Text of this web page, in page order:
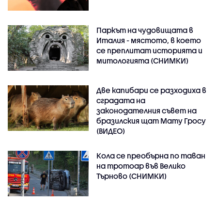
Паркът на чудовищата в
Италия - мястото, в което
се преплитат историята и
митологията (СНИМКИ)
Две капибари се разходиха в
сградата на
законодателния съвет на
бразилския щат Мату Гросу
(ВИДЕО)
Кола се преобърна по таван
на тротоар във Велико
Търново (СНИМКИ)